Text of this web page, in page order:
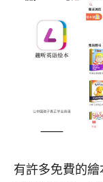
有許多免費的